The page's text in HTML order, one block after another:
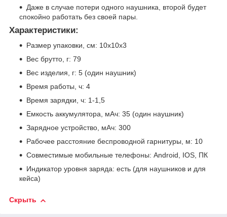
Даже в случае потери одного наушника, второй будет
спокойно работать без своей пары.
Характеристики:
Размер упаковки, см: 10х10х3
Вес брутто, г: 79
Вес изделия, г: 5 (один наушник)
Время работы, ч: 4
Время зарядки, ч: 1-1,5
Емкость аккумулятора, мАч: 35 (один наушник)
Зарядное устройство, мАч: 300
Рабочее расстояние беспроводной гарнитуры, м: 10
Совместимые мобильные телефоны: Аndrоid, IОS, ПК
Индикатор уровня заряда: есть (для наушников и для
кейса)
Скрыть